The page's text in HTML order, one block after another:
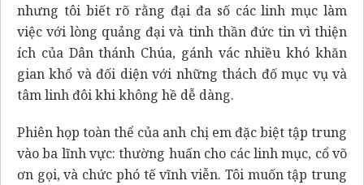
nhưng tôi biết rõ rằng đại đa số các linh mục làm
việc với lòng quảng đại và tinh thần đức tin vì thiện
ích của Dân thánh Chúa, gánh vác nhiều khó khăn
gian khổ và đối diện với những thách đố mục vụ và
tâm linh đôi khi không hề dễ dàng.
Phiên họp toàn thể của anh chị em đặc biệt tập trung
vào ba lĩnh vực: thường huấn cho các linh mục, cổ võ
ơn gọi, và chức phó tế vĩnh viễn. Tôi muốn tập trung